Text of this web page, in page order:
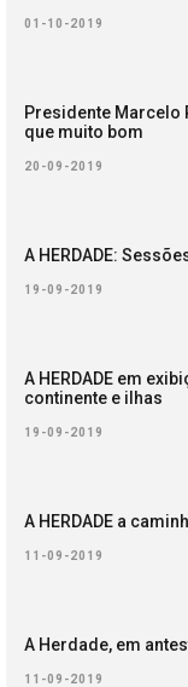
01-10-2019
Presidente Marcelo
que muito bom
20-09-2019
A HERDADE:
19-09-2019
A HERDADE em
continente e ilhas
19-09-2019
A HERDADE a
11-09-2019
A Herdade, em
11-09-2019